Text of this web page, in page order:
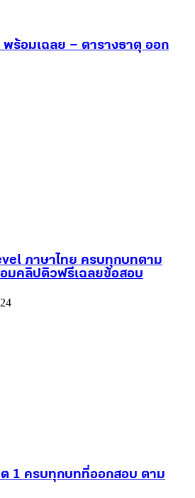
ร้อมเฉลย – ตารางธาตุ ออก
ภาษาไทย ครบทุกบทตาม
มคลิปติวฟรีเฉลยข้อสอบ
1 ครบทุกบทที่ออกสอบ ตาม